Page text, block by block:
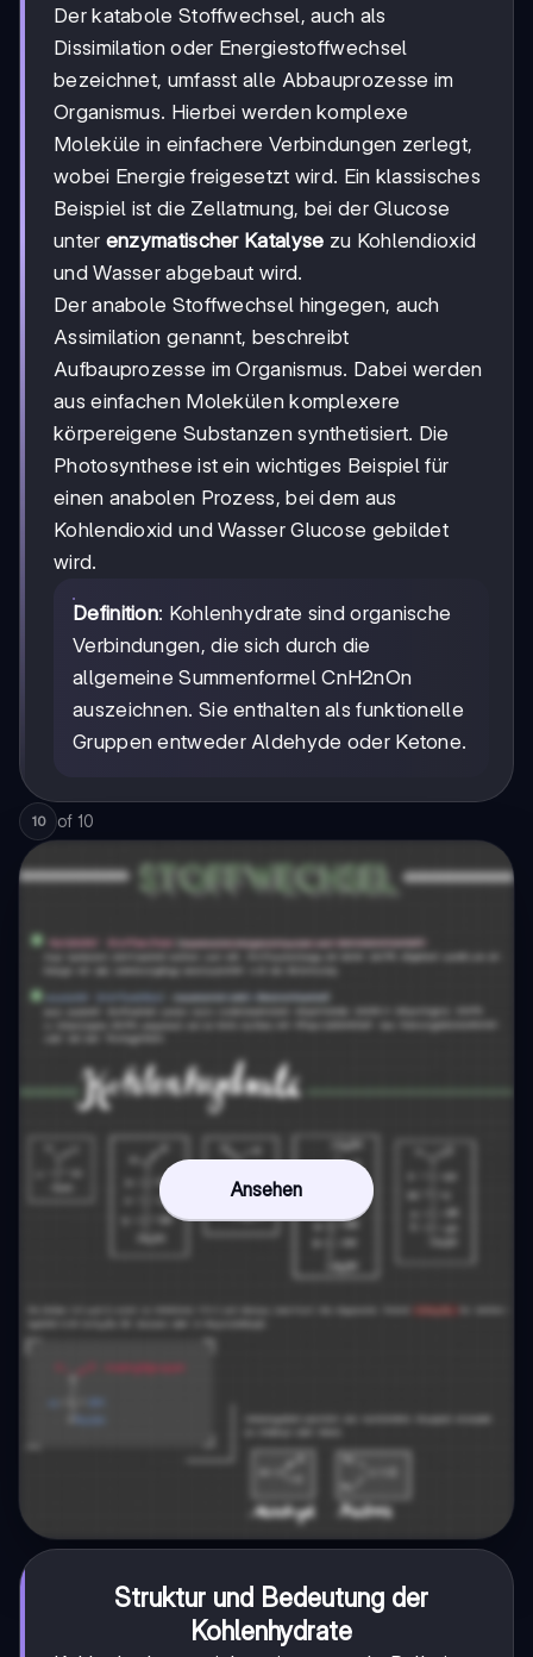
Der katabole Stoffwechsel, auch als
Dissimilation oder Energiestoffwechsel
bezeichnet, umfasst alle Abbauprozesse im
Organismus. Hierbei werden komplexe
Moleküle in einfachere Verbindungen zerlegt,
wobei Energie freigesetzt wird. Ein klassisches
Beispiel ist die Zellatmung, bei der Glucose
unter enzymatischer Katalyse zu Kohlendioxid
und Wasser abgebaut wird.
Der anabole Stoffwechsel hingegen, auch
Assimilation genannt, beschreibt
Aufbauprozesse im Organismus. Dabei werden
aus einfachen Molekülen komplexere
körpereigene Substanzen synthetisiert. Die
Photosynthese ist ein wichtiges Beispiel für
einen anabolen Prozess, bei dem aus
Kohlendioxid und Wasser Glucose gebildet
wird.
Definition: Kohlenhydrate sind organische
Verbindungen, die sich durch die
allgemeine Summenformel CnH2nOn
auszeichnen. Sie enthalten als funktionelle
Gruppen entweder Aldehyde oder Ketone.
10 of 10
Ansehen
Struktur und Bedeutung der
Kohlenhydrate